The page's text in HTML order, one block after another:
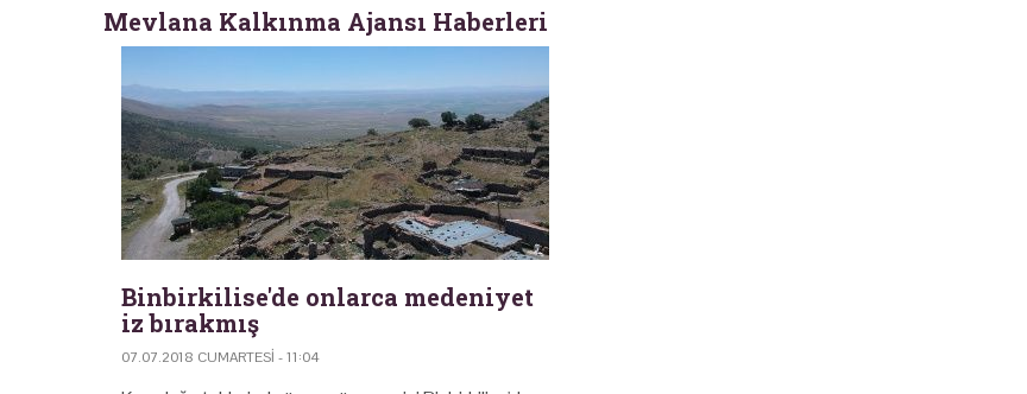
Mevlana Kalkınma Ajansı Haberleri
Binbirkilise'de onlarca medeniyet
iz bırakmış
07.07.2018 CUMARTESI - 11:04